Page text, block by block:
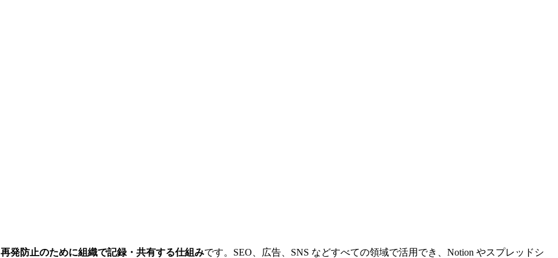
再発防止のために組織で記録・共有する仕組みです。SEO、広告、SNS などすべての領域で活用でき、Notion やスプレッドシ